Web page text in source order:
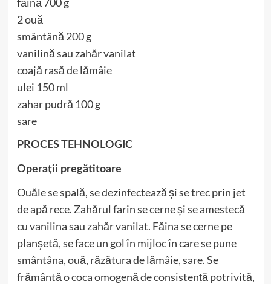
2 ouă
smântână 200 g
vanilină sau zahăr vanilat
coajă rasă de lămâie
ulei 150 ml
zahar pudră 100 g
sare
PROCES TEHNOLOGIC
Operații pregătitoare
Ouăle se spală, se dezinfectează și se trec prin jet
de apă rece. Zahărul farin se cerne și se amestecă
cu vanilina sau zahăr vanilat. Făina se cerne pe
planșetă, se face un gol în mijloc în care se pune
smântâna, ouă, răzătura de lămâie, sare. Se
frământă o coca omogenă de consistență potrivită,